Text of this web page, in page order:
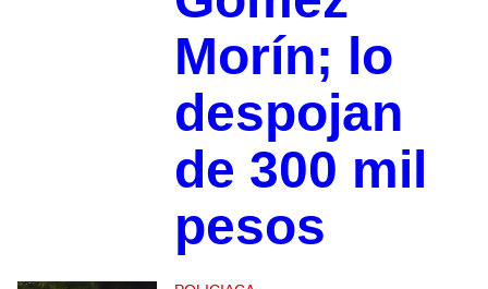
Morín; lo
despojan
de 300 mil
pesos